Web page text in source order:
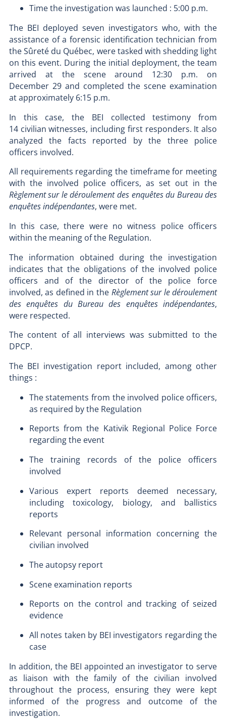
Time the investigation was launched : 5:00 p.m.
The BEI deployed seven investigators who, with the
assistance of a forensic identification technician from
the Sûreté du Québec, were tasked with shedding light
on this event. During the initial deployment, the team
arrived at the scene around 12:30 p.m. on
December 29 and completed the scene examination
at approximately 6:15 p.m.
In this case, the BEI collected testimony from
14 civilian witnesses, including first responders. It also
analyzed the facts reported by the three police
officers involved.
All requirements regarding the timeframe for meeting
with the involved police officers, as set out in the
Règlement sur le déroulement des enquêtes du Bureau des
enquêtes indépendantes, were met.
In this case, there were no witness police officers
within the meaning of the Regulation.
The information obtained during the investigation
indicates that the obligations of the involved police
officers and of the director of the police force
involved, as defined in the Règlement sur le déroulement
des enquêtes du Bureau des enquêtes indépendantes,
were respected.
The content of all interviews was submitted to the
DPCP.
The BEI investigation report included, among other
things :
The statements from the involved police officers,
as required by the Regulation
Reports from the Kativik Regional Police Force
regarding the event
The training records of the police officers
involved
Various expert reports deemed necessary,
including toxicology, biology, and ballistics
reports
Relevant personal information concerning the
civilian involved
The autopsy report
Scene examination reports
Reports on the control and tracking of seized
evidence
All notes taken by BEI investigators regarding the
case
In addition, the BEI appointed an investigator to serve
as liaison with the family of the civilian involved
throughout the process, ensuring they were kept
informed of the progress and outcome of the
investigation.